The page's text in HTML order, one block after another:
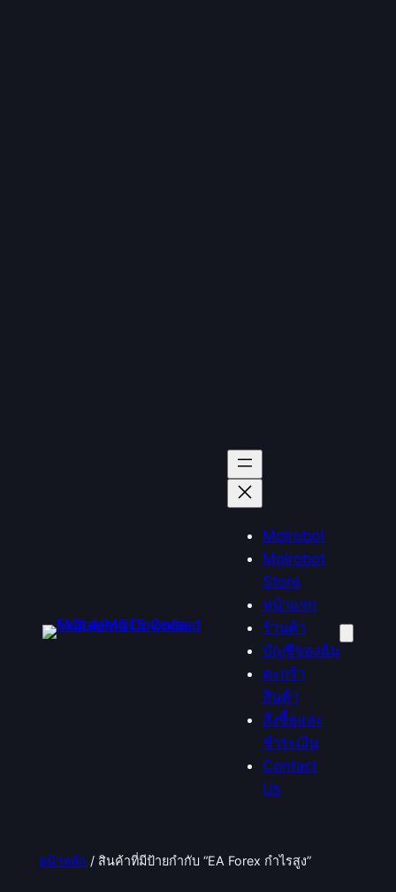
Mqlrobot
Mqlrobot
Store
หน้าแรก
ร้านค้า
บัญชีของฉัน
ตะกร้า
สินค้า
สั่งซื้อและ
ชำระเงิน
Contact
Us
หน้าหลัก / สินค้าที่มีป้ายกำกับ “EA Forex กำไรสูง”